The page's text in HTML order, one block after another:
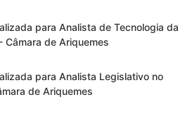
para Analista de Tecnologia da
Câmara de Ariquemes
para Analista Legislativo no
de Ariquemes